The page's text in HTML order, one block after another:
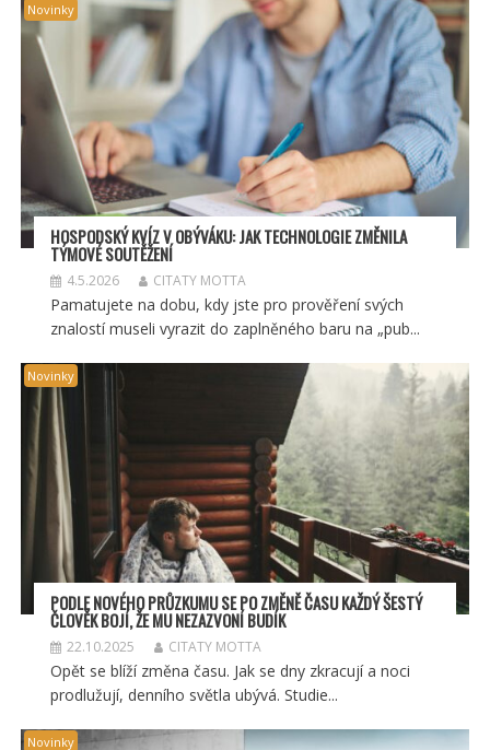
Novinky
HOSPODSKÝKVÍZ V OBÝVÁKU: JAK TECHNOLOGIE ZMĚNILA
TÝMOVÉ SOUTĚŽENÍ
4.5.2026 CITATY MOTTA
Pamatujete na dobu, kdy jste pro prověření svých
znalostí museli vyrazit do zaplněného baru na „pub...
Novinky
PODLE NOVÉHO PRŮZKUMU SE PO ZMĚNĚ ČASU KAŽDÝ ŠESTÝ
ČLOVĚK BOJÍ, ŽE MU NEZAZVONÍ BUDÍK
22.10.2025 CITATY MOTTA
Opět se blíží změna času. Jak se dny zkracují a noci
prodlužují, denního světla ubývá. Studie...
Novinky